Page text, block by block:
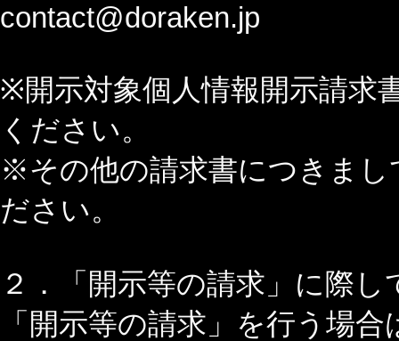
contact@doraken.jp
※開示対象個人情報開示請求
ください。
※その他の請求書につきまし
ださい。
２．「開示等の請求」に際
「開示等の請求」を行う場